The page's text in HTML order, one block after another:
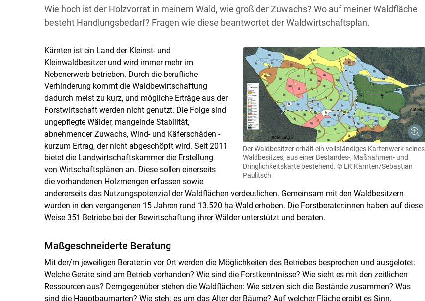
Wie hoch ist der Holzvorrat in meinem Wald, wie groß der Zuwachs? Wo auf meiner Waldfläche
besteht Handlungsbedarf? Fragen wie diese beantwortet der Waldwirtschaftsplan.
Der Waldbesitzer erhält ein vollständiges Kartenwerk seines
Waldbesitzes, aus einer Bestandes-, Maßnahmen- und
Dringlichkeitskarte bestehend. © LK Kärnten/Sebastian
Paulitsch
Kärnten ist ein Land der Kleinst- und
Kleinwaldbesitzer und wird immer mehr im
Nebenerwerb betrieben. Durch die berufliche
Verhinderung kommt die Waldbewirtschaftung
dadurch meist zu kurz, und mögliche Erträge aus der
Forstwirtschaft werden nicht genutzt. Die Folge sind
ungepflegte Wälder, mangelnde Stabilität,
abnehmender Zuwachs, Wind- und Käferschäden -
kurzum Ertrag, der nicht abgeschöpft wird. Seit 2011
bietet die Landwirtschaftskammer die Erstellung
von Wirtschaftsplänen an. Diese sollen einerseits
die vorhandenen Holzmengen erfassen sowie
andererseits das Nutzungspotenzial der Waldflächen verdeutlichen. Gemeinsam mit den Waldbesitzern
wurden in den vergangenen 15 Jahren rund 13.520 ha Wald erhoben. Die Forstberater:innen haben auf diese
Weise 351 Betriebe bei der Bewirtschaftung ihrer Wälder unterstützt und beraten.
Maßgeschneiderte Beratung
Mit der/m jeweiligen Berater:in vor Ort werden die Möglichkeiten des Betriebes besprochen und ausgelotet:
Welche Geräte sind am Betrieb vorhanden? Wie sind die Forstkenntnisse? Wie sieht es mit den zeitlichen
Ressourcen aus? Demgegenüber stehen die Waldflächen: Wie setzen sich die Bestände zusammen? Was
sind die Hauptbaumarten? Wie steht es um das Alter der Bäume? Auf welcher Fläche ergibt es Sinn,